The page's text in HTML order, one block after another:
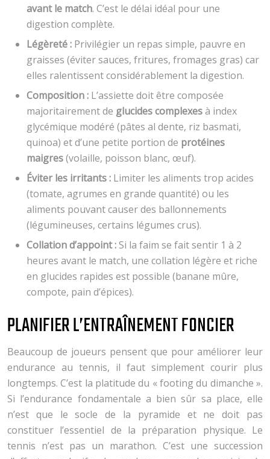
avant le match. C’est le délai idéal pour une
digestion complète.
Légèreté : Privilégier un repas simple, pauvre en
graisses (éviter sauces, fritures, fromages gras) car
elles ralentissent considérablement la digestion.
Composition : L’assiette doit être composée
majoritairement de glucides complexesà index
glycémique modéré (pâtes al dente, riz basmati,
quinoa) et d’une petite portion de protéines
maigres(volaille, poisson blanc, œuf).
Éviter les irritants : Limiter les aliments trop acides
(tomate, agrumes en grande quantité) ou les
aliments pouvant causer des ballonnements
(légumineuses, certains légumes crus).
Collation d’appoint : Si la faim se fait sentir 1 à 2
heures avant le match, une collation légère et riche
en glucides rapides est possible (banane mûre,
compote, pain d’épices).
PLANIFIER L’ENTRAÎNEMENT FONCIER
Beaucoup de joueurs pensent que pour améliorer leur
endurance au tennis, il faut simplement courir plus
longtemps. C’est la platitude du « footing du dimanche ».
Si l’endurance fondamentale a bien sûr sa place, elle
n’est que le socle de la pyramide et ne doit pas
constituer l’essentiel de la préparation physique. Le
tennis n’est pas un marathon. C’est une succession